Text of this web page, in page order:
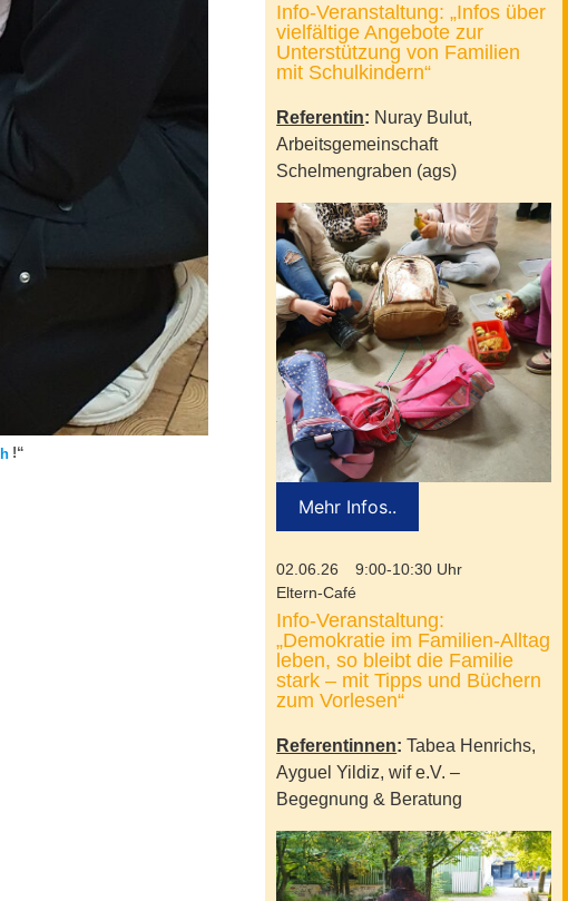
!“
Info-Veranstaltung: „Infos über
vielfältige Angebote zur
Unterstützung von Familien
mit Schulkindern“
Referentin: Nuray Bulut,
Arbeitsgemeinschaft
Schelmengraben (ags)
Mehr Infos..
02.06.26
9:00-10:30 Uhr
Eltern-Café
Info-Veranstaltung:
„Demokratie im Familien-Alltag
leben, so bleibt die Familie
stark – mit Tipps und Büchern
zum Vorlesen“
Referentinnen: Tabea Henrichs,
Ayguel Yildiz, wif e.V. –
Begegnung & Beratung